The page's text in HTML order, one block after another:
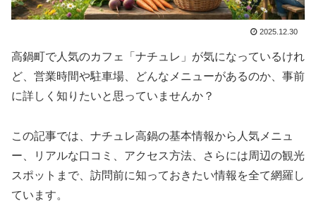
2025.12.30
高鍋町で人気のカフェ「ナチュレ」が気になっているけれ
ど、営業時間や駐車場、どんなメニューがあるのか、事前
に詳しく知りたいと思っていませんか？
この記事では、ナチュレ高鍋の基本情報から人気メニュ
ー、リアルな口コミ、アクセス方法、さらには周辺の観光
スポットまで、訪問前に知っておきたい情報を全て網羅し
ています。